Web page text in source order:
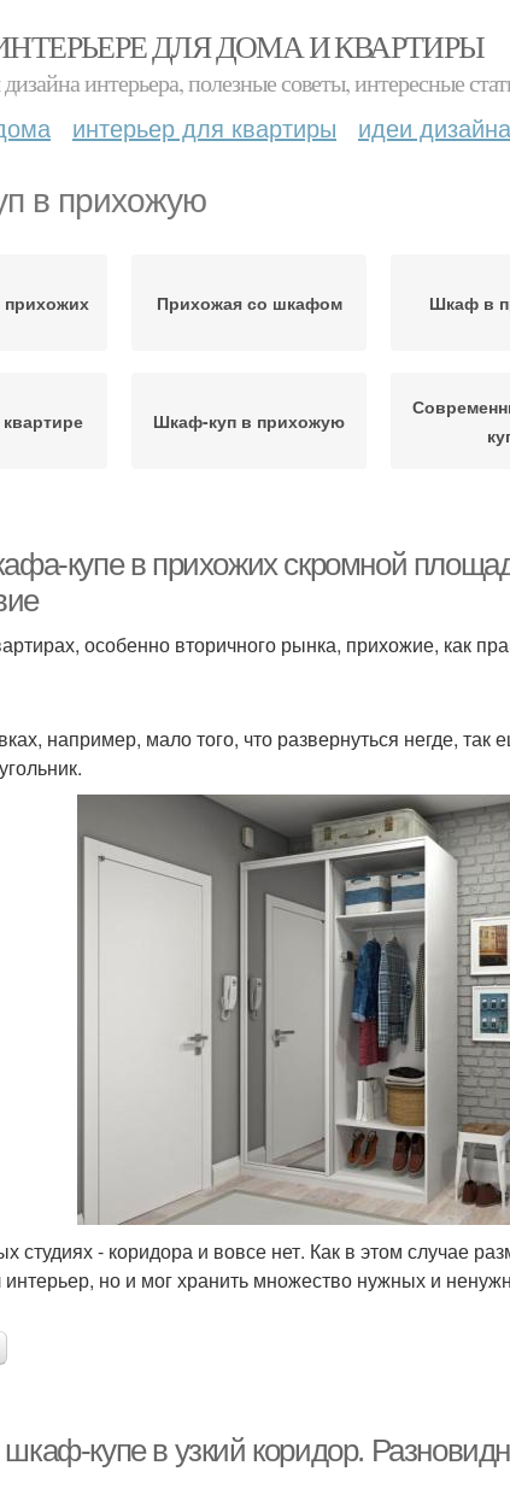
ДЛЯ ДОМА И КВАРТИРЫ
интерьера, полезные советы, интересные
интерьер для квартиры идеи дизайна
в прихожую
Прихожая со шкафом Шкаф в
Шкаф-куп в прихожую
купе в прихожих скромной
особенно вторичного рынка, прихожие, как
например, мало того, что развернуться негде,
студиях - коридора и вовсе нет. Как в этом случае
интерьер, но и мог хранить множество нужных и
купе в узкий коридор.